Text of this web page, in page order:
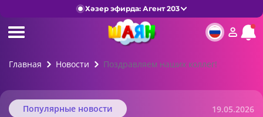
Хәзер эфирда: Агент 203
Главная Новости Поздравляем наших коллег!
Популярные новости 19.05.2026